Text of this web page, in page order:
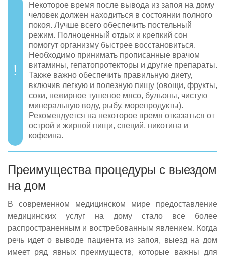
Некоторое время после вывода из запоя на дому
человек должен находиться в состоянии полного
покоя. Лучше всего обеспечить постельный
режим. Полноценный отдых и крепкий сон
помогут организму быстрее восстановиться.
Необходимо принимать прописанные врачом
витамины, гепатопротекторы и другие препараты.
Также важно обеспечить правильную диету,
включив легкую и полезную пищу (овощи, фрукты,
соки, нежирное тушеное мясо, бульоны, чистую
минеральную воду, рыбу, морепродукты).
Рекомендуется на некоторое время отказаться от
острой и жирной пищи, специй, никотина и
кофеина.
Преимущества процедуры с выездом
на дом
В современном медицинском мире предоставление
медицинских услуг на дому стало все более
распространенным и востребованным явлением. Когда
речь идет о выводе пациента из запоя, выезд на дом
имеет ряд явных преимуществ, которые важны для